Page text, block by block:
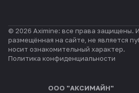
© 2026 Aximine: все права защищены.
размещённая на сайте, не является
носит ознакомительный характер.
Политика конфиденциальности
ООО "АКСИМАЙН"